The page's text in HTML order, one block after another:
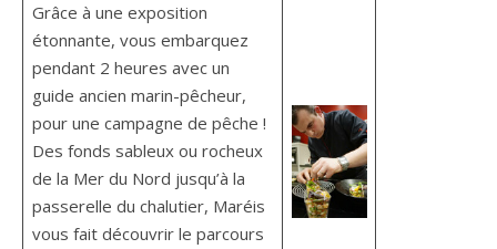
Grâce à une exposition
étonnante, vous embarquez
pendant 2 heures avec un
guide ancien marin-pêcheur,
pour une campagne de pêche !
Des fonds sableux ou rocheux
de la Mer du Nord jusqu’à la
passerelle du chalutier, Maréis
vous fait découvrir le parcours